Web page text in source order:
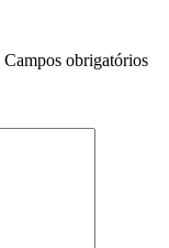
Campos obrigatórios